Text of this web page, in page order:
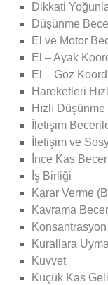
Dikkati
Düşünme
El ve Motor
El – Ayak
El – Göz
Hareketleri
Hızlı Düşünme
İletişim
İletişim ve
İnce Kas
İş Birliği
Karar Verme
Kavrama
Kurallara
Kuvvet
Küçük Kas